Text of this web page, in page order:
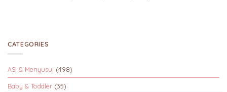
CATEGORIES
ASI & Menyusui (498)
Baby & Toddler (35)